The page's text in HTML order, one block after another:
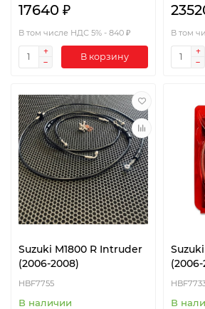
17640 ₽
В том числе НДС 5% - 840 ₽
В корзину
В том
Suzuki M1800 R Intruder
(2006-2008)
HBF7755
В наличии В